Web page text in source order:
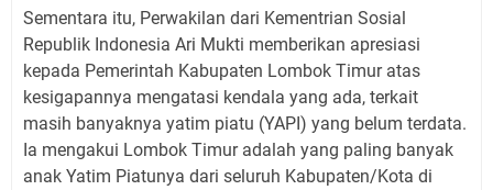
Sementara itu, Perwakilan dari Kementrian Sosial
Republik Indonesia Ari Mukti memberikan apresiasi
kepada Pemerintah Kabupaten Lombok Timur atas
kesigapannya mengatasi kendala yang ada, terkait
masih banyaknya yatim piatu (YAPI) yang belum terdata.
Ia mengakui Lombok Timur adalah yang paling banyak
anak Yatim Piatunya dari seluruh Kabupaten/Kota di